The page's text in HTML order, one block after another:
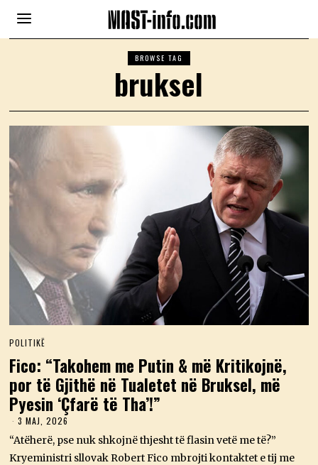
BROWSE TAG
bruksel
POLITIKË
Fico: “Takohem me Putin & më Kritikojnë,
por të Gjithë në Tualetet në Bruksel, më
Pyesin ‘Çfarë të Tha’!”
3 MAJ, 2026
A
J
“Atëherë, pse nuk shkojnë thjesht të flasin vetë me të?”
Kryeministri sllovak Robert Fico mbrojti kontaktet e tij me